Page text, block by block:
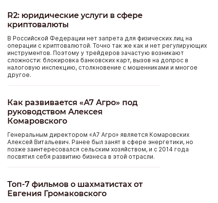
R2: юридические услуги в сфере
криптовалюты
В Российской Федерации нет запрета для физических лиц на
операции с криптовалютой. Точно так же как и нет регулирующих
инструментов. Поэтому у трейдеров зачастую возникают
сложности: блокировка банковских карт, вызов на допрос в
налоговую инспекцию, столкновение с мошенниками и многое
другое.
Как развивается «А7 Агро» под
руководством Алексея
Комаровского
Генеральным директором «А7 Агро» является Комаровских
Алексей Витальевич. Ранее был занят в сфере энергетики, но
позже заинтересовался сельским хозяйством, и с 2014 года
посвятил себя развитию бизнеса в этой отрасли.
Топ-7 фильмов о шахматистах от
Евгения Громаковского